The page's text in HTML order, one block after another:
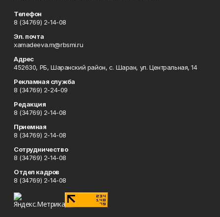
Телефон
8 (34769) 2-14-08
Эл. почта
xamadeeva.m@rbsmi.ru
Адрес
452630, РБ, Шаранский район, с. Шаран, ул. Центральная, 14
Рекламная служба
8 (34769) 2-24-09
Редакция
8 (34769) 2-14-08
Приемная
8 (34769) 2-14-08
Сотрудничество
8 (34769) 2-14-08
Отдел кадров
8 (34769) 2-14-08